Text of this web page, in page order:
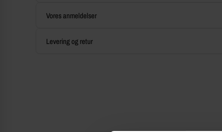
Vores anmeldelser
Levering og retur